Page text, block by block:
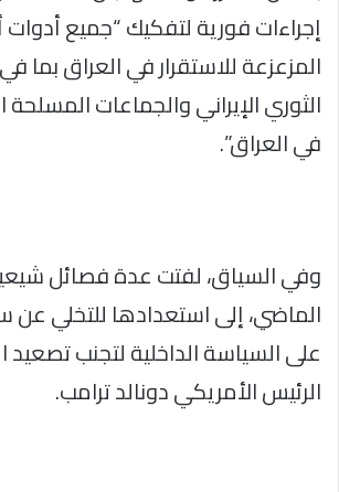
إجراءات فورية لتفكيك “جميع أدوات
المزعزعة للاستقرار في العراق بما
الثوري الإيراني والجماعات المسلحة
في العراق”.
وفي السياق، لفتت عدة فصائل
الماضي، إلى استعدادها للتخلي عن
على السياسة الداخلية لتجنب تصعيد
الرئيس الأمريكي دونالد ترامب.